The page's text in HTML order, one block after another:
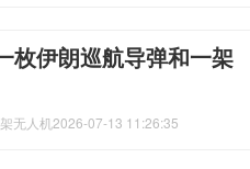
枚伊朗巡航导弹和一架
无人机 2026-07-13 11:26:35